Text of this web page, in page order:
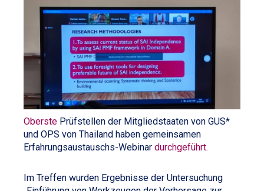
Oberste Prüfstellen der Mitgliedstaaten von GUS*
und OPS von Thailand haben gemeinsamen
Erfahrungsaustauschs-Webinar durchgeführt.
Im Treffen wurden Ergebnisse der Untersuchung